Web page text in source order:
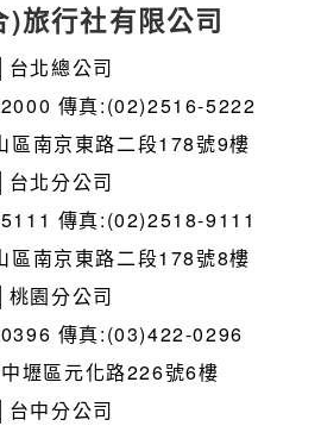
)旅行社有限公司
│台北總公司
傳真:(02)2516-5222
區南京東路二段178號9樓
│台北分公司
傳真:(02)2518-9111
區南京東路二段178號8樓
│桃園分公司
傳真:(03)422-0296
壢區元化路226號6樓
│台中分公司